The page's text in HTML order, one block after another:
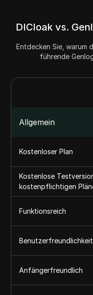
DICloak vs.
Entdecken Sie, warum
führende
Allgemein
Kostenloser Plan
Kostenlose
kostenpflichtigen
Funktionsreich
Benutzerfreundlichkeit
Anfängerfreundlich